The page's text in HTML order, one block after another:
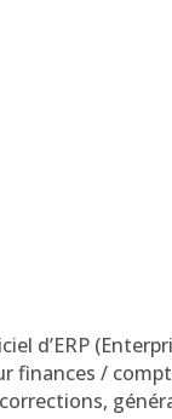
d’ERP
finances /